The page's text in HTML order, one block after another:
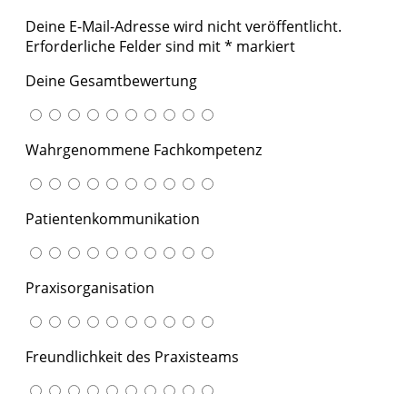
Deine E-Mail-Adresse wird nicht veröffentlicht.
Erforderliche Felder sind mit* markiert
Deine Gesamtbewertung
Wahrgenommene Fachkompetenz
Patientenkommunikation
Praxisorganisation
Freundlichkeit des Praxisteams